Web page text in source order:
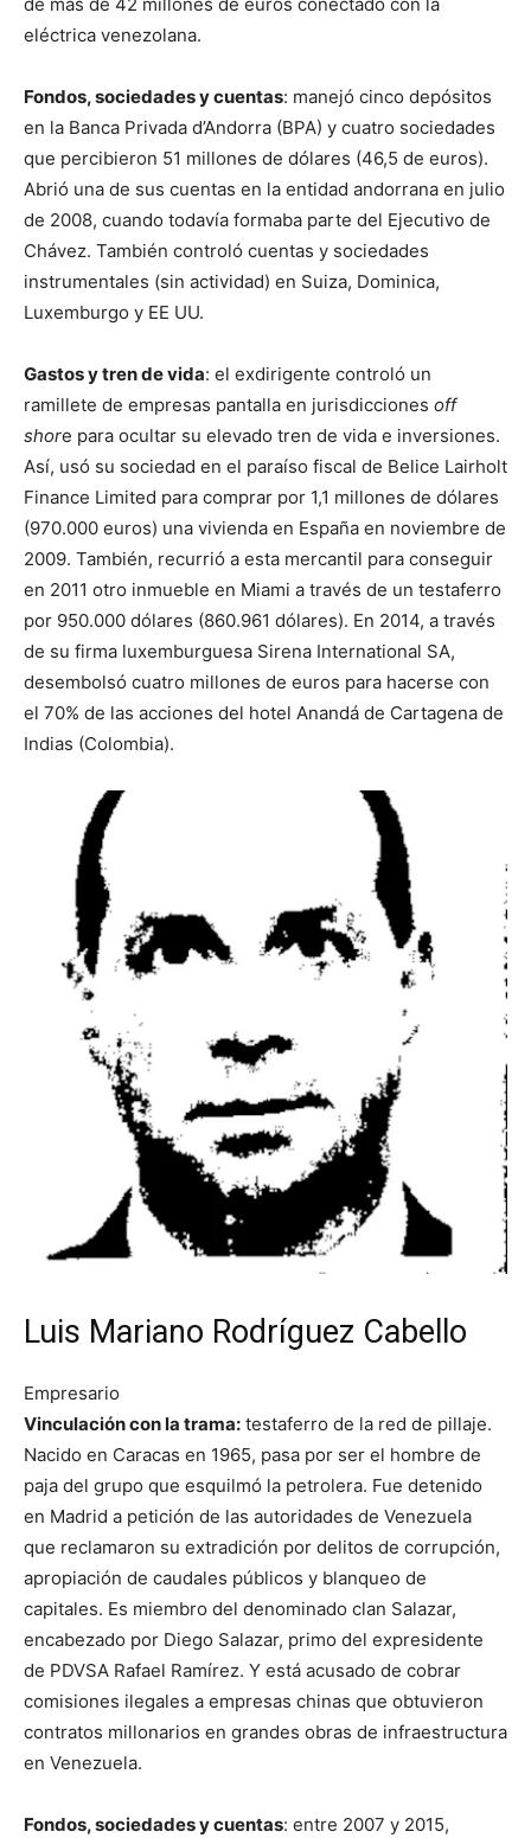
eléctrica venezolana.
Fondos, sociedades y cuentas: manejó cinco depósitos
en la Banca Privada d’Andorra (BPA) y cuatro sociedades
que percibieron 51 millones de dólares (46,5 de euros).
Abrió una de sus cuentas en la entidad andorrana en julio
de 2008, cuando todavía formaba parte del Ejecutivo de
Chávez. También controló cuentas y sociedades
instrumentales (sin actividad) en Suiza, Dominica,
Luxemburgo y EE UU.
Gastos y tren de vida: el exdirigente controló un
ramillete de empresas pantalla en jurisdicciones off
shore para ocultar su elevado tren de vida e inversiones.
Así, usó su sociedad en el paraíso fiscal de Belice Lairholt
Finance Limited para comprar por 1,1 millones de dólares
(970.000 euros) una vivienda en España en noviembre de
2009. También, recurrió a esta mercantil para conseguir
en 2011 otro inmueble en Miami a través de un testaferro
por 950.000 dólares (860.961 dólares). En 2014, a través
de su firma luxemburguesa Sirena International SA,
desembolsó cuatro millones de euros para hacerse con
el 70% de las acciones del hotel Anandá de Cartagena de
Indias (Colombia).
Luis Mariano Rodríguez Cabello
Empresario
Vinculación con la trama: testaferro de la red de pillaje.
Nacido en Caracas en 1965, pasa por ser el hombre de
paja del grupo que esquilmó la petrolera. Fue detenido
en Madrid a petición de las autoridades de Venezuela
que reclamaron su extradición por delitos de corrupción,
apropiación de caudales públicos y blanqueo de
capitales. Es miembro del denominado clan Salazar,
encabezado por Diego Salazar, primo del expresidente
de PDVSA Rafael Ramírez. Y está acusado de cobrar
comisiones ilegales a empresas chinas que obtuvieron
contratos millonarios en grandes obras de infraestructura
en Venezuela.
Fondos, sociedades y cuentas: entre 2007 y 2015,